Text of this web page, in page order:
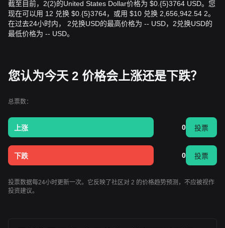
截至目前，2(2)的United States Dollar价格为 $0.{​5}3764 USD。您
现在可以用 12 兑换 $0.{​5}3764，或用 $10 兑换 2,656,942.54 2。
在过去24小时内， 2兑换USD的最高价格为 -- USD，2兑换USD的
最低价格为 -- USD。
您认为今天 2 价格会上涨还是下跌？
总票数：
上涨 0 投票
下跌 0 投票
投票数据每24小时更新一次。它反映了社区对 2 的价格趋势预测，不应被视作
投资建议。